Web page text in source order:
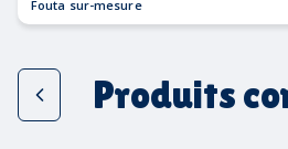
Fouta sur-mesure
Produits